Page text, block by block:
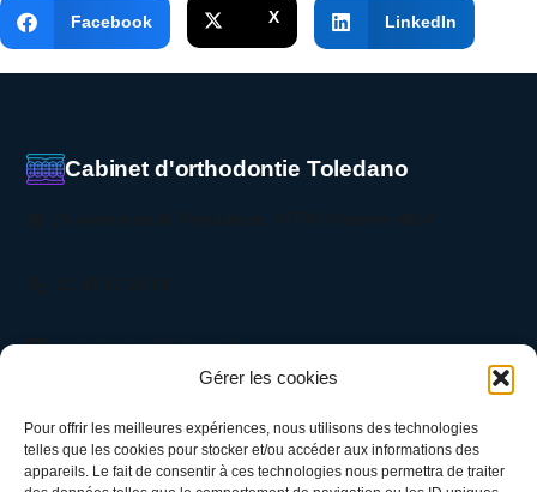
Gérer les cookies
Pour offrir les meilleures expériences, nous utilisons des technologies
telles que les cookies pour stocker et/ou accéder aux informations des
appareils. Le fait de consentir à ces technologies nous permettra de traiter
Facebook LinkedIn
Cabinet d'orthodontie Toledano
orthodontiste94@gmail.com
OUVRIR GOOGLE MAPS